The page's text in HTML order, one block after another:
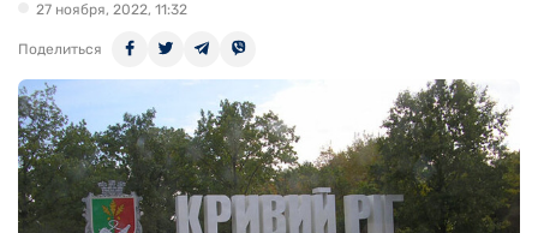
27 ноября, 2022, 11:32
Поделиться